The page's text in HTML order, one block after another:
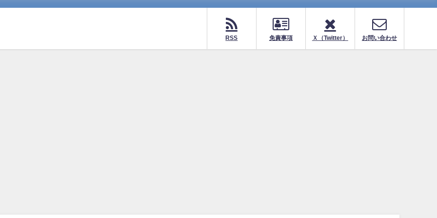
RSS 免責事項 Ｘ（Twitter） お問い合わせ